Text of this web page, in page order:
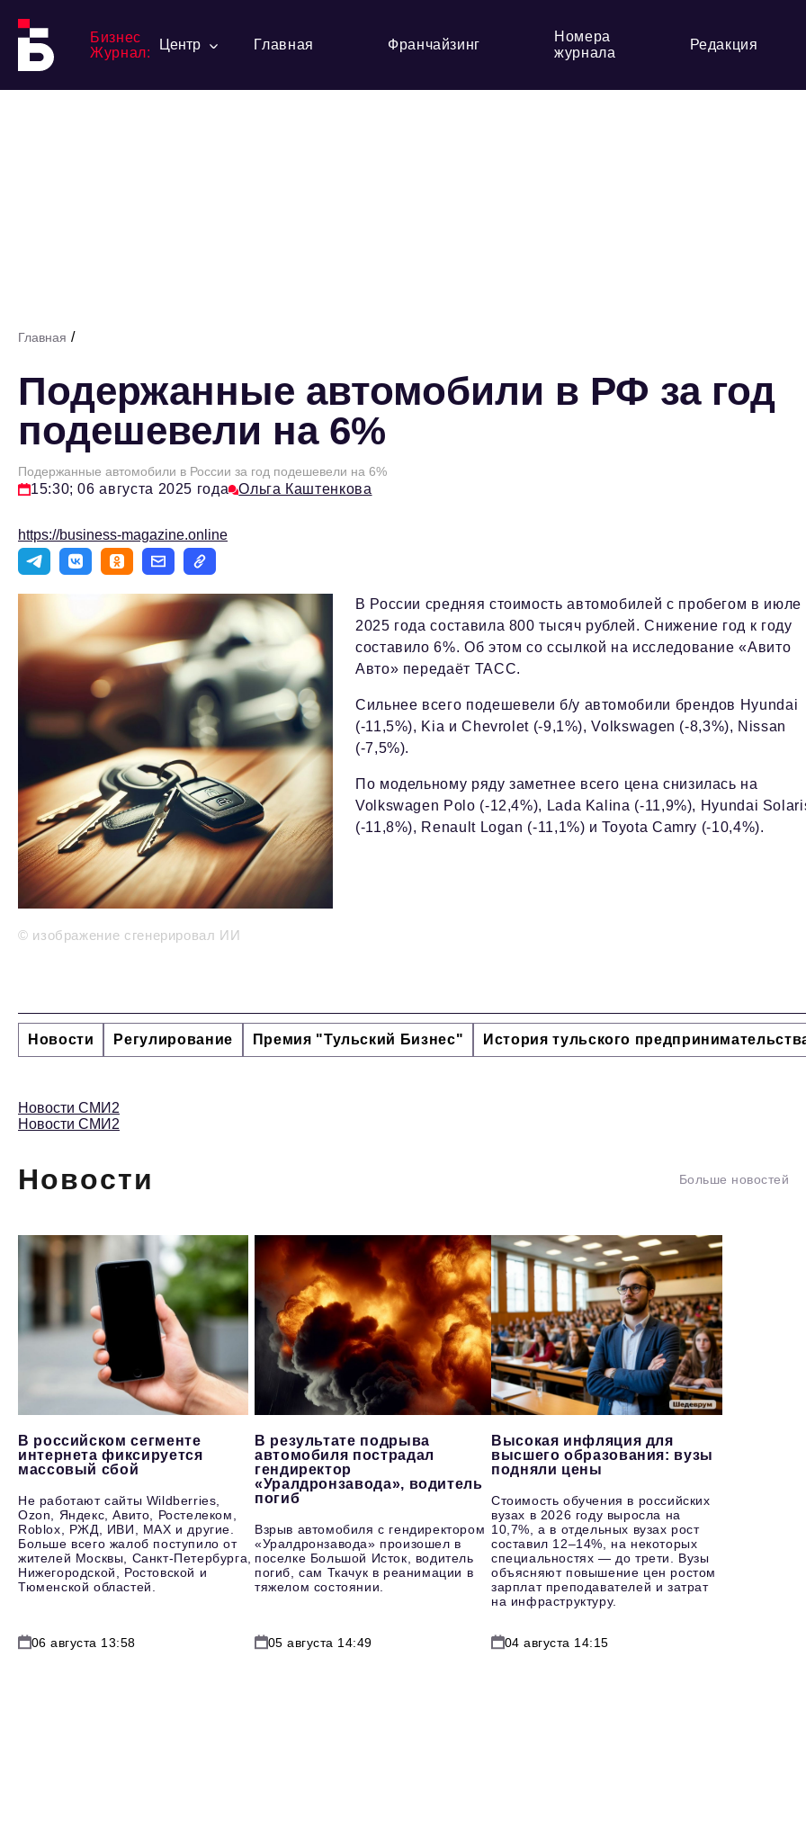
Бизнес
Журнал:
Центр Главная Франчайзинг
Номера
журнала
Редакция
Главная /
Подержанные автомобили в РФ за год
подешевели на 6%
Подержанные автомобили в России за год подешевели на 6%
15:30; 06 августа 2025 года Ольга Каштенкова
https://business-magazine.online
© изображение сгенерировал ИИ
В России средняя стоимость автомобилей с пробегом в июле
2025 года составила 800 тысяч рублей. Снижение год к году
составило 6%. Об этом со ссылкой на исследование «Авито
Авто» передаёт ТАСС.
Сильнее всего подешевели б/у автомобили брендов Hyundai
(-11,5%), Kia и Chevrolet (-9,1%), Volkswagen (-8,3%), Nissan
(-7,5%).
По модельному ряду заметнее всего цена снизилась на
Volkswagen Polo (-12,4%), Lada Kalina (-11,9%), Hyundai
(-11,8%), Renault Logan (-11,1%) и Toyota Camry (-10,4%).
Новости Регулирование Премия "Тульский Бизнес" История тульского
Новости СМИ2
Новости СМИ2
Новости Больше новостей
В российском сегменте
интернета фиксируется
массовый сбой
Не работают сайты Wildberries,
Ozon, Яндекс, Авито, Ростелеком,
Roblox, РЖД, ИВИ, MAX и другие.
Больше всего жалоб поступило от
жителей Москвы, Санкт-Петербурга,
Нижегородской, Ростовской и
Тюменской областей.
06 августа 13:58
В результате подрыва
автомобиля пострадал
гендиректор
«Уралдронзавода», водитель
погиб
Взрыв автомобиля с гендиректором
«Уралдронзавода» произошел в
поселке Большой Исток, водитель
погиб, сам Ткачук в реанимации в
тяжелом состоянии.
05 августа 14:49
Высокая инфляция для
высшего образования: вузы
подняли цены
Стоимость обучения в российских
вузах в 2026 году выросла на
10,7%, а в отдельных вузах рост
составил 12–14%, на некоторых
специальностях — до трети. Вузы
объясняют повышение цен ростом
зарплат преподавателей и затрат
на инфраструктуру.
04 августа 14:15